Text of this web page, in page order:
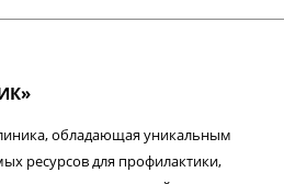
обладающая уникальным
ресурсов для профилактики,